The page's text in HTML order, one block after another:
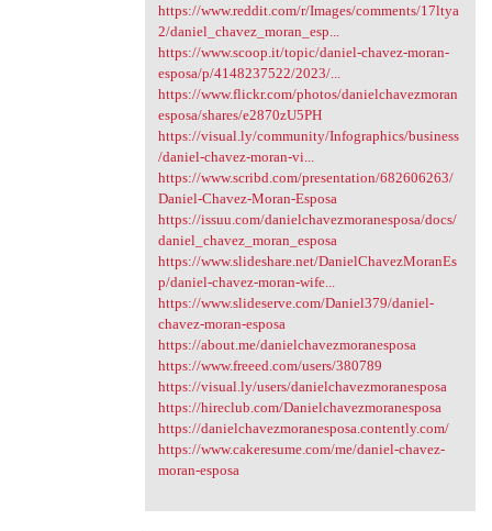
https://www.reddit.com/r/Images/comments/17ltya
2/daniel_chavez_moran_esp...
https://www.scoop.it/topic/daniel-chavez-moran-
esposa/p/4148237522/2023/...
https://www.flickr.com/photos/danielchavezmoran
esposa/shares/e2870zU5PH
https://visual.ly/community/Infographics/business
/daniel-chavez-moran-vi...
https://www.scribd.com/presentation/682606263/
Daniel-Chavez-Moran-Esposa
https://issuu.com/danielchavezmoranesposa/docs/
daniel_chavez_moran_esposa
https://www.slideshare.net/DanielChavezMoranEs
p/daniel-chavez-moran-wife...
https://www.slideserve.com/Daniel379/daniel-
chavez-moran-esposa
https://about.me/danielchavezmoranesposa
https://www.freeed.com/users/380789
https://visual.ly/users/danielchavezmoranesposa
https://hireclub.com/Danielchavezmoranesposa
https://danielchavezmoranesposa.contently.com/
https://www.cakeresume.com/me/daniel-chavez-
moran-esposa